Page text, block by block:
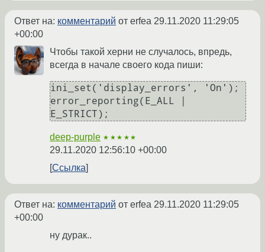
Ответ на: комментарий от erfea 29.11.2020 11:29:05
+00:00
Чтобы такой херни не случалось, впредь,
всегда в начале своего кода пиши:
ini_set('display_errors', 'On');
error_reporting(E_ALL |
E_STRICT);
deep-purple ★★★★★
29.11.2020 12:56:10 +00:00
Ссылка
Ответ на: комментарий от erfea 29.11.2020 11:29:05
+00:00
ну дурак..